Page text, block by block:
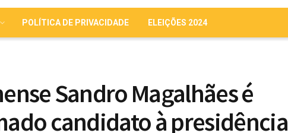
POLÍTICA DE PRIVACIDADE ELEIÇÕES 2024
Sandro Magalhães é
candidato à presidência